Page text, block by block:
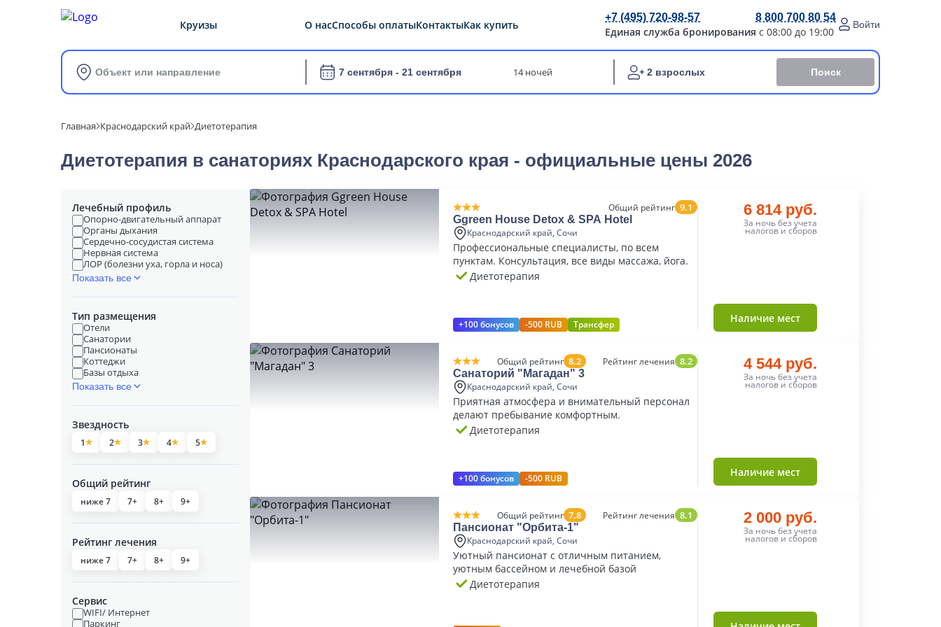
Круизы О насСпособы оплатыКонтактыКак купить
+7 (495) 720-98-57 8 800 700 80 54
Единая служба бронирования с 08:00 до 19:00
Войти
Объект или направление 7 сентября - 21 сентября 14 ночей 2 взрослых Поиск
Главная Краснодарский край Диетотерапия
Диетотерапия в cанаториях Краснодарского края - официальные цены 2026
Лечебный профиль
Опорно-двигательный аппарат
Органы дыхания
Сердечно-сосудистая система
Нервная система
ЛОР (болезни уха, горла и носа)
Показать все
Тип размещения
Отели
Санатории
Пансионаты
Коттеджи
Базы отдыха
Показать все
Звездность
1 2 3 4 5
Общий рейтинг
ниже 7 7+ 8+ 9+
Рейтинг лечения
ниже 7 7+ 8+ 9+
Сервис
WIFI/ Интернет
Паркинг
Общий рейтинг 9.1
Ggreen House Detox & SPA Hotel
Краснодарский край, Сочи
Профессиональные специалисты, по всем
пунктам. Консультация, все виды массажа, йога.
Диетотерапия
+100 бонусов -500 RUB Трансфер
6 814 руб.
За ночь без учета
налогов и сборов
Наличие мест
Общий рейтинг 8.2 Рейтинг лечения 8.2
Санаторий "Магадан" 3
Краснодарский край, Сочи
Приятная атмосфера и внимательный персонал
делают пребывание комфортным.
Диетотерапия
+100 бонусов -500 RUB
4 544 руб.
За ночь без учета
налогов и сборов
Наличие мест
Общий рейтинг 7.8 Рейтинг лечения 8.1
Пансионат "Орбита-1"
Краснодарский край, Сочи
Уютный пансионат с отличным питанием,
уютным бассейном и лечебной базой
Диетотерапия
2 000 руб.
За ночь без учета
налогов и сборов